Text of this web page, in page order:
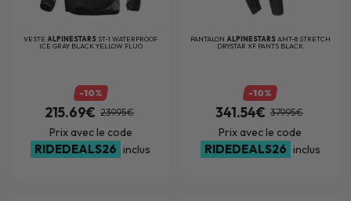
VESTE ALPINESTARS ST-1 WATERPROOF
ICE GRAY BLACK YELLOW FLUO
-10%
215.69€ 239.95€
Prix avec le code
RIDEDEALS26 inclus
PANTALON ALPINESTARS AMT-8 STRETCH
DRYSTAR XF PANTS BLACK
-10%
341.54€ 379.95€
Prix avec le code
RIDEDEALS26 inclus